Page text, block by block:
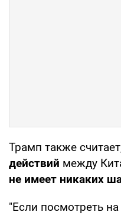
Трамп также
действий между
не имеет никаких
"Если посмотреть